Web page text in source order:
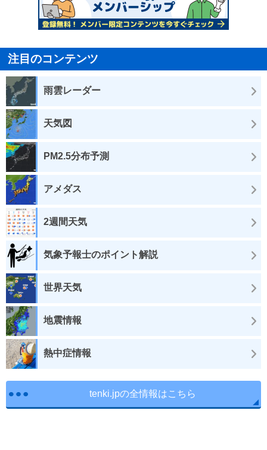
注目のコンテンツ
雨雲レーダー
天気図
PM2.5分布予測
アメダス
2週間天気
気象予報士のポイント解説
世界天気
地震情報
熱中症情報
tenki.jpの全情報はこちら